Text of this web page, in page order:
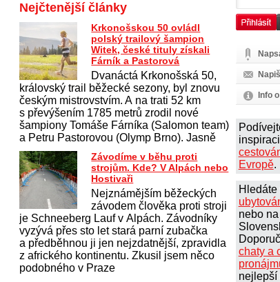
Info
Evropě.
Hledáte
nebo na
chaty a
nejlepší
Nejčtenější články
Krkonošskou 50 ovládl
polský trailový šampion
Witek, české tituly získali
Fárník a Pastorová
Dvanáctá Krkonošská 50,
královský trail běžecké sezony, byl znovu
českým mistrovstvím. A na trati 52 km
s převýšením 1785 metrů zrodil nové
šampiony Tomáše Fárníka (Salomon team)
a Petru Pastorovou (Olymp Brno). Jasně
Závodíme v běhu proti
strojům. Kde? V Alpách nebo
Hostivaři
Nejznámějším běžeckých
závodem člověka proti stroji
je Schneeberg Lauf v Alpách. Závodníky
vyzývá přes sto let stará parní zubačka
a předběhnou ji jen nejzdatnější, zpravidla
z afrického kontinentu. Zkusil jsem něco
podobného v Praze